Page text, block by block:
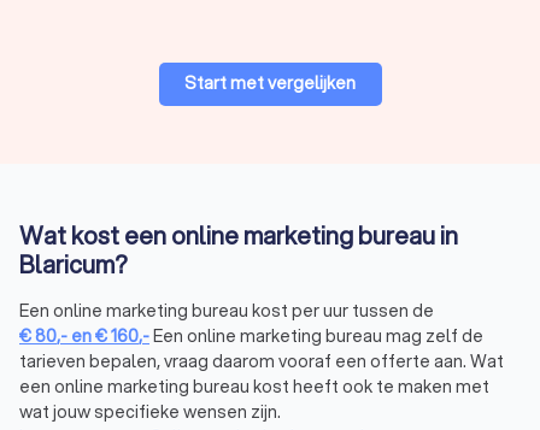
Start met vergelijken
Wat kost een online marketing bureau in
Blaricum?
Een online marketing bureau kost per uur tussen de
€80,- en€160,-Een online marketing bureau mag zelf de
tarieven bepalen, vraag daarom vooraf een offerte aan. Wat
een online marketing bureau kost heeft ook te maken met
wat jouw specifieke wensen zijn.